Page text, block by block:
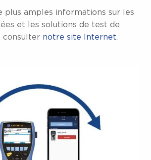
plus amples informations sur les
et les solutions de test de
consulter notre site Internet.